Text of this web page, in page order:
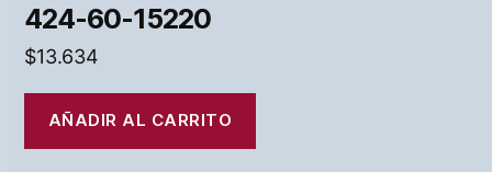
424-60-15220
$13.634
AÑADIR AL CARRITO